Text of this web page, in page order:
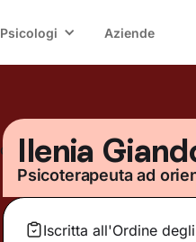
Psicologi Aziende
Ilenia
Psicoterapeuta ad
Iscritta all'Ordine